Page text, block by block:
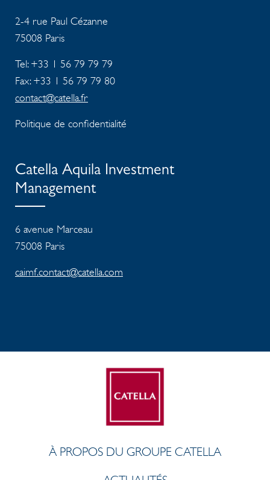
2-4 rue Paul Cézanne
75008 Paris
Tel: +33 1 56 79 79 79
Fax: +33 1 56 79 79 80
contact@catella.fr
Politique de confidentialité
Catella Aquila Investment
Management
6 avenue Marceau
75008 Paris
caimf.contact@catella.com
À PROPOS DU GROUPE CATELLA